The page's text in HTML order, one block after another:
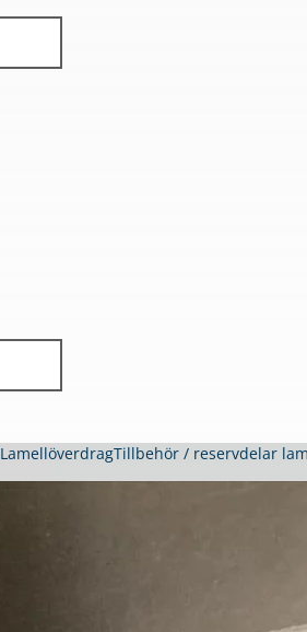
LamellöverdragTillbehör / reservdelar